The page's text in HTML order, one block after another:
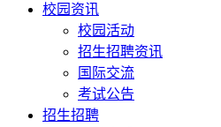
校园资讯
校园活动
招生招聘资讯
国际交流
考试公告
招生招聘